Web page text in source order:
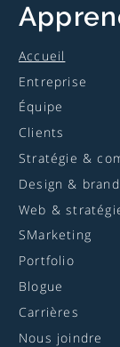
Accueil
Entreprise
Équipe
Clients
Stratégie &
Design &
Web &
SMarketing
Portfolio
Blogue
Carrières
Nous joindre